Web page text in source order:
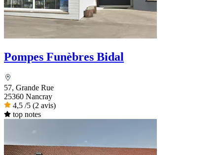
Pompes Funèbres Bidal
57, Grande Rue
25360 Nancray
4,5 /5 (2 avis)
top notes